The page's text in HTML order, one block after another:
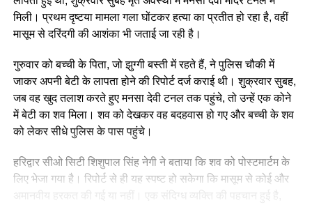
मिली। प्रथम दृष्टया मामला गला घोंटकर हत्या का प्रतीत हो रहा है, वहीं
मासूम से दरिंदगी की आशंका भी जताई जा रही है।
गुरुवार को बच्ची के पिता, जो झुग्गी बस्ती में रहते हैं, ने पुलिस चौकी में
जाकर अपनी बेटी के लापता होने की रिपोर्ट दर्ज कराई थी। शुक्रवार सुबह,
जब वह खुद तलाश करते हुए मनसा देवी टनल तक पहुंचे, तो उन्हें एक कोने
में बेटी का शव मिला। शव को देखकर वह बदहवास हो गए और बच्ची के शव
को लेकर सीधे पुलिस के पास पहुंचे।
हरिद्वार सीओ सिटी शिशुपाल सिंह नेगी ने बताया कि शव को पोस्टमार्टम के
लिए भेजा गया है। रिपोर्ट से ही यह स्पष्ट हो सकेगा कि मासूम से कोई और